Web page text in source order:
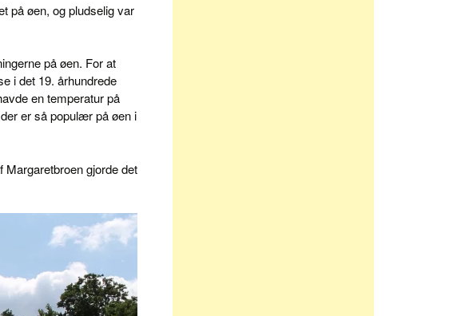
på øen, og pludselig var
på øen. For at
i det 19. århundrede
en temperatur på
er så populær på øen i
Margaretbroen gjorde det